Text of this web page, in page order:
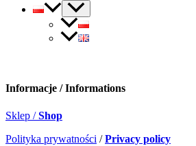
Informacje / Informations
Sklep /Shop
Polityka prywatności /Privacy policy